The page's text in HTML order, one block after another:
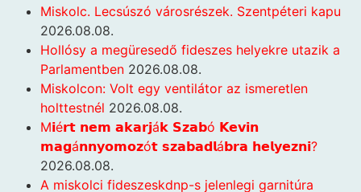
Miskolc. Lecsúszó városrészek. Szentpéteri kapu
2026.08.08.
Hollósy a megüresedő fideszes helyekre utazik a
Parlamentben 2026.08.08.
Miskolcon: Volt egy ventilátor az ismeretlen
holttestnél 2026.08.08.
M𝗶é𝗿𝘁 𝗻𝗲𝗺 𝗮𝗸𝗮𝗿𝗷á𝗸 𝗦𝘇𝗮𝗯ó 𝗞𝗲𝘃𝗶𝗻
𝗺𝗮𝗴á𝗻𝗻𝘆𝗼𝗺𝗼𝘇ó𝘁 𝘀𝘇𝗮𝗯𝗮𝗱𝗹á𝗯𝗿𝗮 𝗵𝗲𝗹𝘆𝗲𝘇𝗻𝗶?
2026.08.08.
A miskolci fideszeskdnp-s jelenlegi garnitúra